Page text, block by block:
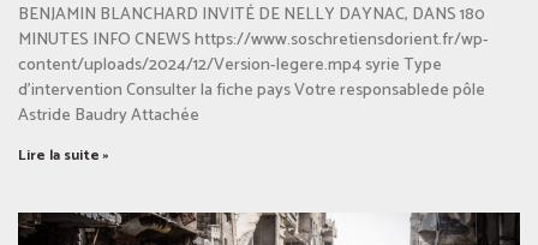
BENJAMIN BLANCHARD INVITÉ DE NELLY DAYNAC, DANS 180
MINUTES INFO CNEWS https://www.soschretiensdorient.fr/wp-
content/uploads/2024/12/Version-legere.mp4 syrie Type
d’intervention Consulter la fiche pays Votre responsablede pôle
Astride Baudry Attachée
Lire la suite »